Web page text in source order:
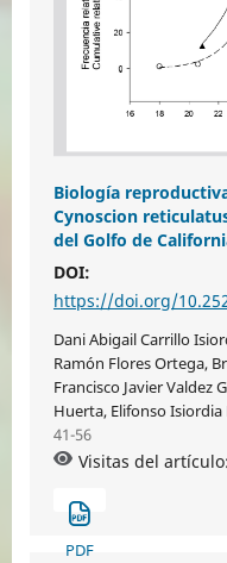
Biología
Cynoscion
del Golfo de
DOI:
https://doi.org/
Dani Abigail Carrillo
Ramón Flores Ortega,
Francisco Javier Valdez
Huerta, Elifonso Isiordia
41-56
Visitas del
PDF